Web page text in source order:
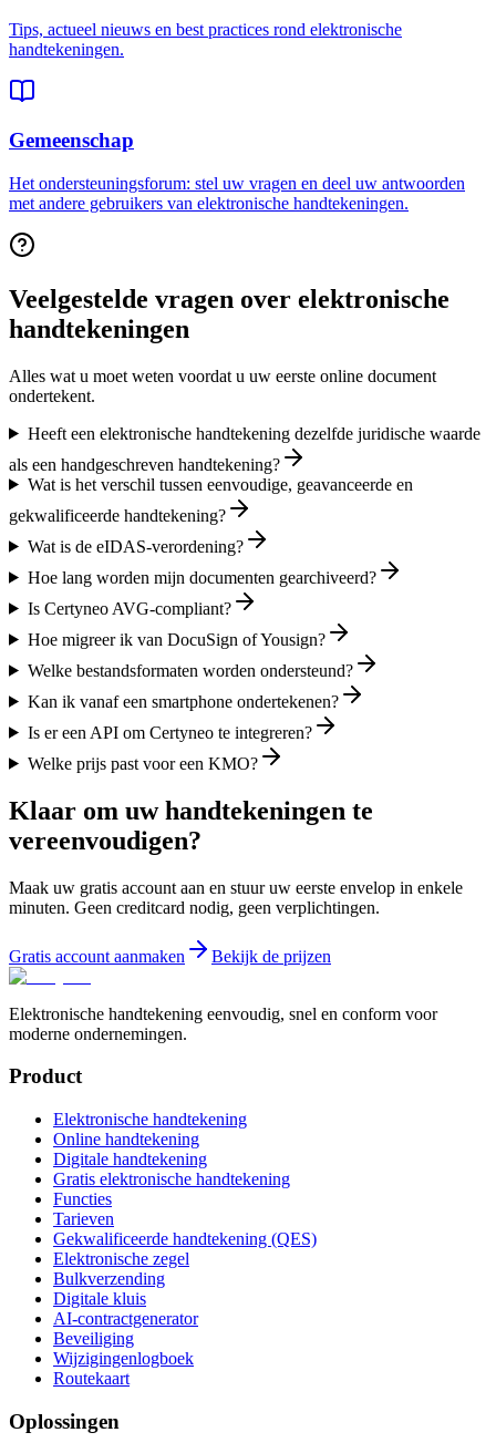
Tips, actueel nieuws en best practices rond elektronische
handtekeningen.
Gemeenschap
Het ondersteuningsforum: stel uw vragen en deel uw antwoorden
met andere gebruikers van elektronische handtekeningen.
Veelgestelde vragen over elektronische
handtekeningen
Alles wat u moet weten voordat u uw eerste online document
ondertekent.
Heeft een elektronische handtekening dezelfde juridische waarde
als een handgeschreven handtekening?
Wat is het verschil tussen eenvoudige, geavanceerde en
gekwalificeerde handtekening?
Wat is de eIDAS-verordening?
Hoe lang worden mijn documenten gearchiveerd?
Is Certyneo AVG-compliant?
Hoe migreer ik van DocuSign of Yousign?
Welke bestandsformaten worden ondersteund?
Kan ik vanaf een smartphone ondertekenen?
Is er een API om Certyneo te integreren?
Welke prijs past voor een KMO?
Klaar om uw handtekeningen te
vereenvoudigen?
Maak uw gratis account aan en stuur uw eerste envelop in enkele
minuten. Geen creditcard nodig, geen verplichtingen.
Gratis account aanmaken Bekijk de prijzen
Elektronische handtekening eenvoudig, snel en conform voor
moderne ondernemingen.
Product
Elektronische handtekening
Online handtekening
Digitale handtekening
Gratis elektronische handtekening
Functies
Tarieven
Gekwalificeerde handtekening (QES)
Elektronische zegel
Bulkverzending
Digitale kluis
AI-contractgenerator
Beveiliging
Wijzigingenlogboek
Routekaart
Oplossingen